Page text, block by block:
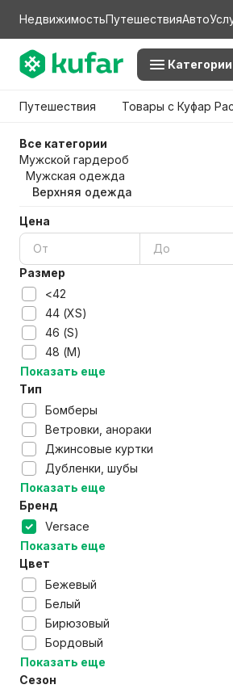
НедвижимостьПутешествияАвто
Категории
Путешествия Товары с Куфар
Все категории
Мужской гардероб
Мужская одежда
Верхняя одежда
Цена
Размер
<42
44 (XS)
46 (S)
48 (M)
Показать еще
Тип
Бомберы
Ветровки, анораки
Джинсовые куртки
Дубленки, шубы
Показать еще
Бренд
Versace
Показать еще
Цвет
Бежевый
Белый
Бирюзовый
Бордовый
Показать еще
Сезон